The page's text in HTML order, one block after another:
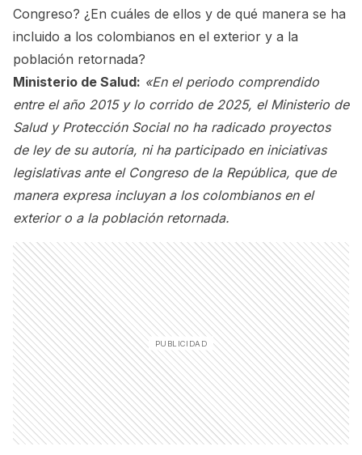
Congreso? ¿En cuáles de ellos y de qué manera se ha
incluido a los colombianos en el exterior y a la
población retornada?
Ministerio de Salud: «En el periodo comprendido
entre el año 2015 y lo corrido de 2025, el Ministerio de
Salud y Protección Social no ha radicado proyectos
de ley de su autoría, ni ha participado en iniciativas
legislativas ante el Congreso de la República, que de
manera expresa incluyan a los colombianos en el
exterior o a la población retornada.